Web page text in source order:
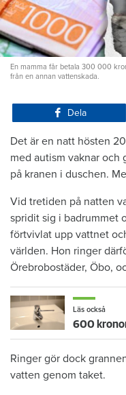
En mamma får betala 300 000
från en annan vattenskada.
Dela
Det är en natt hösten
med autism vaknar och
på kranen i duschen.
Vid tretiden på natten
spridit sig i badrummet
förtvivlat upp vattnet
världen. Hon ringer
Örebrobostäder, Öbo,
Läs också
Ringer gör dock
vatten genom taket.